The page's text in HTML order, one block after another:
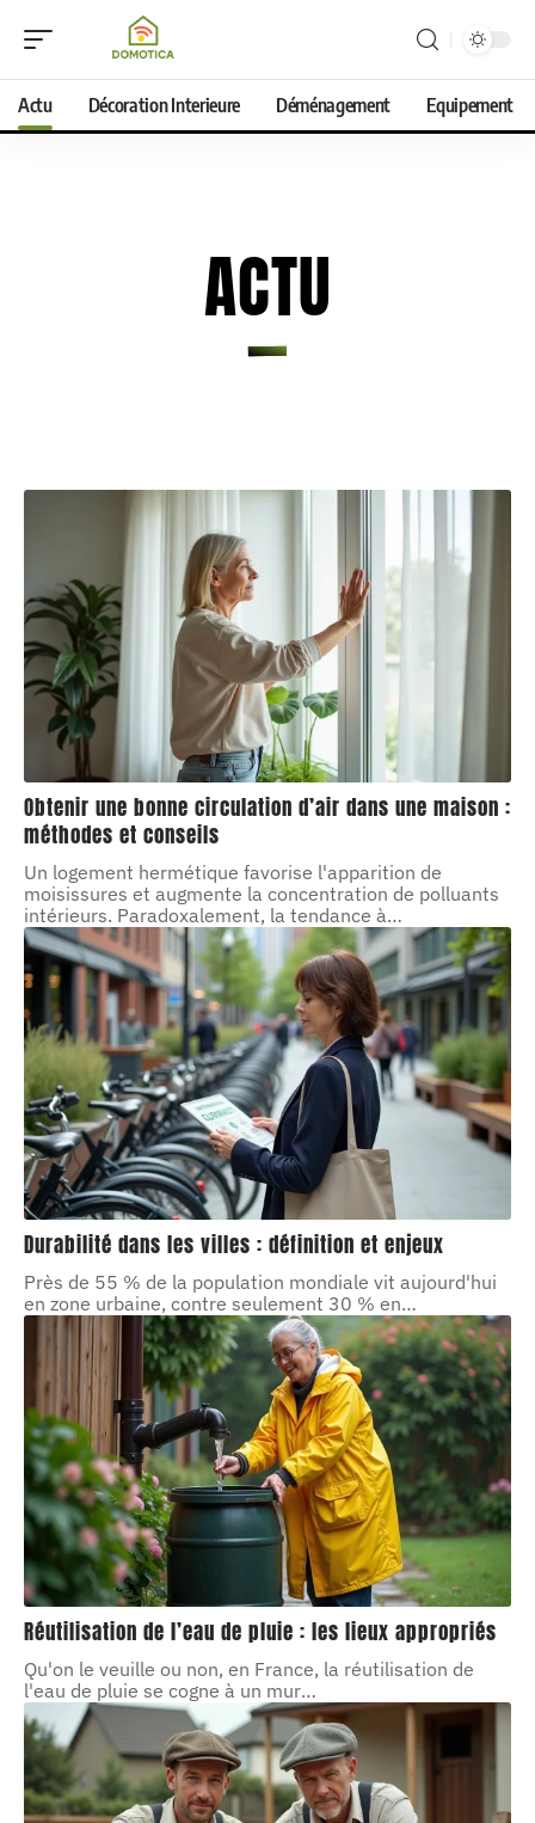
Actu Décoration Interieure Déménagement Equipement
ACTU
Obtenir une bonne circulation d’air dans une maison :
méthodes et conseils
Un logement hermétique favorise l'apparition de
moisissures et augmente la concentration de polluants
intérieurs. Paradoxalement, la tendance à…
Durabilité dans les villes : définition et enjeux
Près de 55 % de la population mondiale vit aujourd'hui
en zone urbaine, contre seulement 30 % en…
Réutilisation de l’eau de pluie : les lieux appropriés
Qu'on le veuille ou non, en France, la réutilisation de
l'eau de pluie se cogne à un mur…